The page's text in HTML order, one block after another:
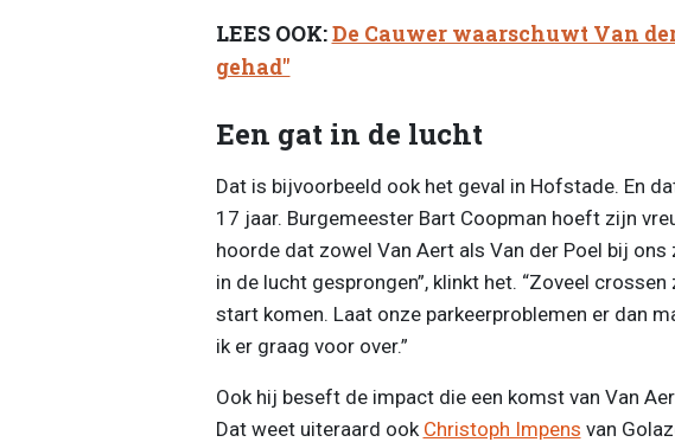
LEES OOK:De Cauwer waarschuwt Van
gehad"
Een gat in de lucht
Dat is bijvoorbeeld ook het geval in Hofstade. En
17 jaar. Burgemeester Bart Coopman hoeft zijn
hoorde dat zowel Van Aert als Van der Poel bij
in de lucht gesprongen”, klinkt het. “Zoveel
start komen. Laat onze parkeerproblemen er dan
ik er graag voor over.”
Ook hij beseft de impact die een komst van Van
Dat weet uiteraard ook Christoph Impens van